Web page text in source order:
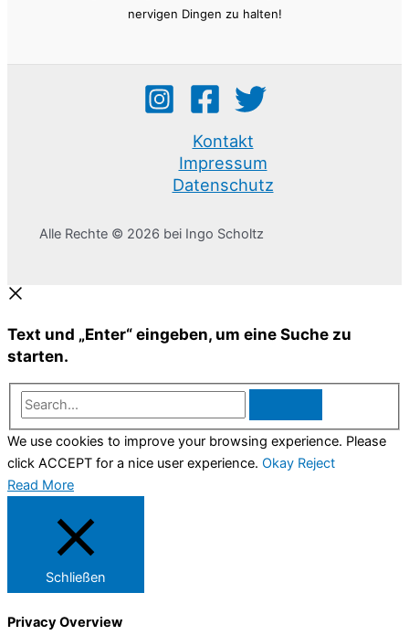
nervigen Dingen zu halten!
Kontakt
Impressum
Datenschutz
Alle Rechte © 2026 bei Ingo Scholtz
Text und „Enter“ eingeben, um eine Suche zu
starten.
Search...
We use cookies to improve your browsing experience. Please
click ACCEPT for a nice user experience. Okay Reject
Read More
Schließen
Privacy Overview